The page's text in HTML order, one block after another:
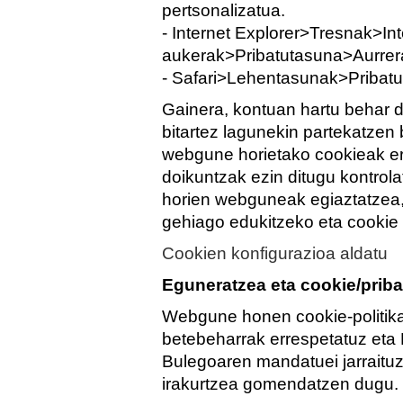
pertsonalizatua.
- Internet
-
Gainera, kontuan hartu behar
bitartez lagunekin
webgune horietako cookieak
doikuntzak ezin ditugu
horien webguneak
gehiago edukitzeko eta
Cookien konfigurazioa aldatu
Eguneratzea eta cookie/
Webgune honen cookie-
betebeharrak errespetatuz
Bulegoaren mandatuei
irakurtzea gomendatzen dugu.